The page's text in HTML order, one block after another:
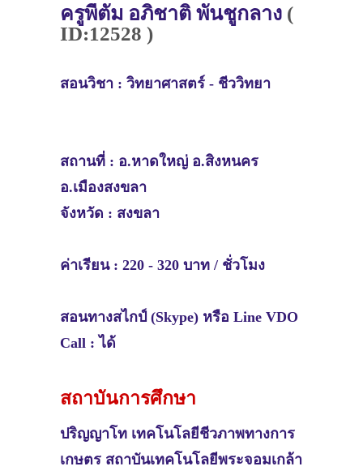
ครูพี่ตั้ม อภิชาติ​ พัน​ชู​กลาง (
ID:12528 )
สอนวิชา : วิทยาศาสตร์​ - ชีววิทยา
สถานที่ : อ.หาดใหญ่ อ.สิงหนคร
อ.เมืองสงขลา
จังหวัด : สงขลา
ค่าเรียน : 220 - 320 บาท / ชั่วโมง
สอนทางสไกป์ (Skype) หรือ Line VDO
Call : ได้
สถาบันการศึกษา
ปริญญาโท เทคโนโลยี​ชีวภาพทางการ
เกษตร สถาบัน​เทคโนโลยี​พระ​จอมเกล้า​